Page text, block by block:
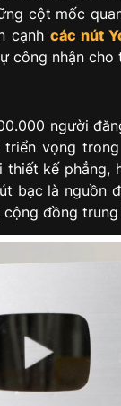
cột mốc
cạnh các nút
công nhận cho
người
vọng
kế phẳng,
bạc là nguồn
đồng trung